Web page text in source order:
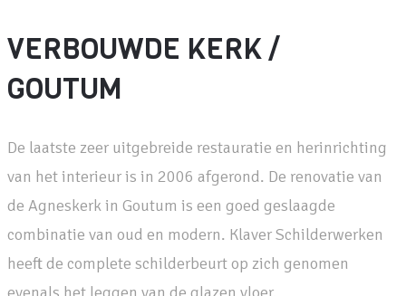
VERBOUWDE KERK /
GOUTUM
De laatste zeer uitgebreide restauratie en herinrichting
van het interieur is in 2006 afgerond. De renovatie van
de Agneskerk in Goutum is een goed geslaagde
combinatie van oud en modern. Klaver Schilderwerken
heeft de complete schilderbeurt op zich genomen